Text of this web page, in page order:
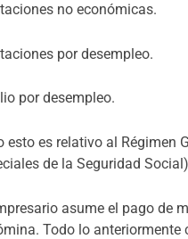
no económicas.
por desempleo.
por desempleo.
esto es relativo al Régimen
de la Seguridad
asume el pago de
Todo lo